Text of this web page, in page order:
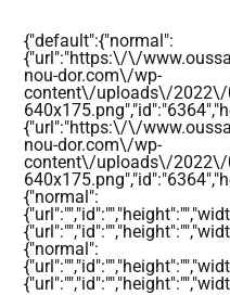
contenu
{"default":{"normal":
{"url":"https:\/\/
nou-dor.com\/wp-
content\/uploads\/2022\/
{"url":"https:\/\/
nou-dor.com\/wp-
content\/uploads\/2022\/
{"normal":
{"normal":